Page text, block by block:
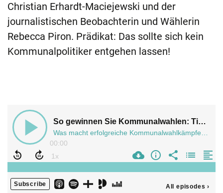
Christian Erhardt-Maciejewski und der
journalistischen Beobachterin und Wählerin
Rebecca Piron. Prädikat: Das sollte sich kein
Kommunalpolitiker entgehen lassen!